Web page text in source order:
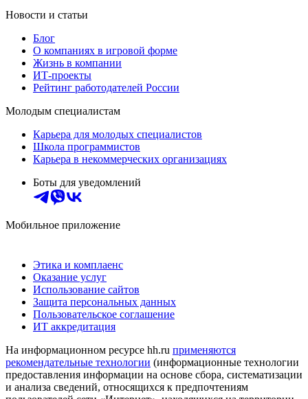
Новости и статьи
Блог
О компаниях в игровой форме
Жизнь в компании
ИТ-проекты
Рейтинг работодателей России
Молодым специалистам
Карьера для молодых специалистов
Школа программистов
Карьера в некоммерческих организациях
Боты для уведомлений
Мобильное приложение
Этика и комплаенс
Оказание услуг
Использование сайтов
Защита персональных данных
Пользовательское соглашение
ИТ аккредитация
На информационном ресурсе hh.ru применяются
рекомендательные технологии (информационные технологии
предоставления информации на основе сбора, систематизации
и анализа сведений, относящихся к предпочтениям